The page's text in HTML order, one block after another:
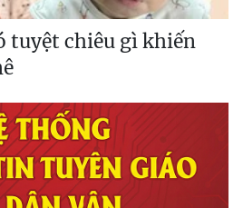
tuyệt chiêu gì khiến